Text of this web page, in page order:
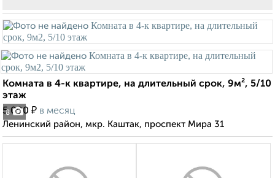
8
Комната в 4-к квартире, на длительный срок, 9м², 5/10
этаж
5 000 ₽ в месяц
Ленинский район, мкр. Каштак, проспект Мира 31